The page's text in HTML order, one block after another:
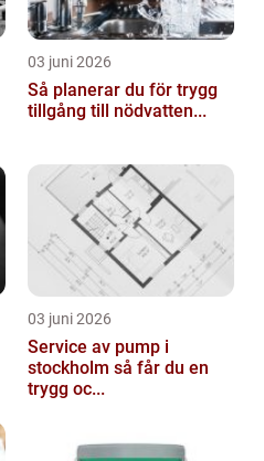
03 juni 2026
Så planerar du för trygg
tillgång till nödvatten...
03 juni 2026
Service av pump i
stockholm så får du en
trygg oc...